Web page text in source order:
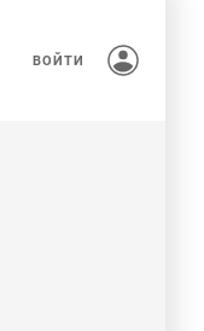
ВОЙТИ